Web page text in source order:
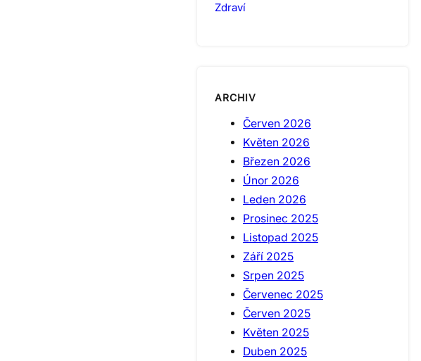
Zdraví
ARCHIV
Červen 2026
Květen 2026
Březen 2026
Únor 2026
Leden 2026
Prosinec 2025
Listopad 2025
Září 2025
Srpen 2025
Červenec 2025
Červen 2025
Květen 2025
Duben 2025